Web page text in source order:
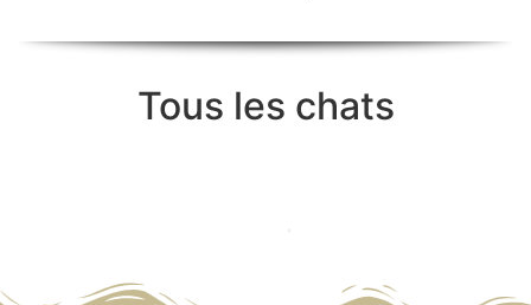
Tous les chats